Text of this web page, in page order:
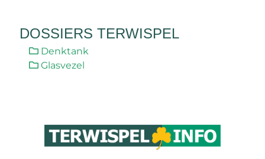
DOSSIERS TERWISPEL
Denktank
Glasvezel